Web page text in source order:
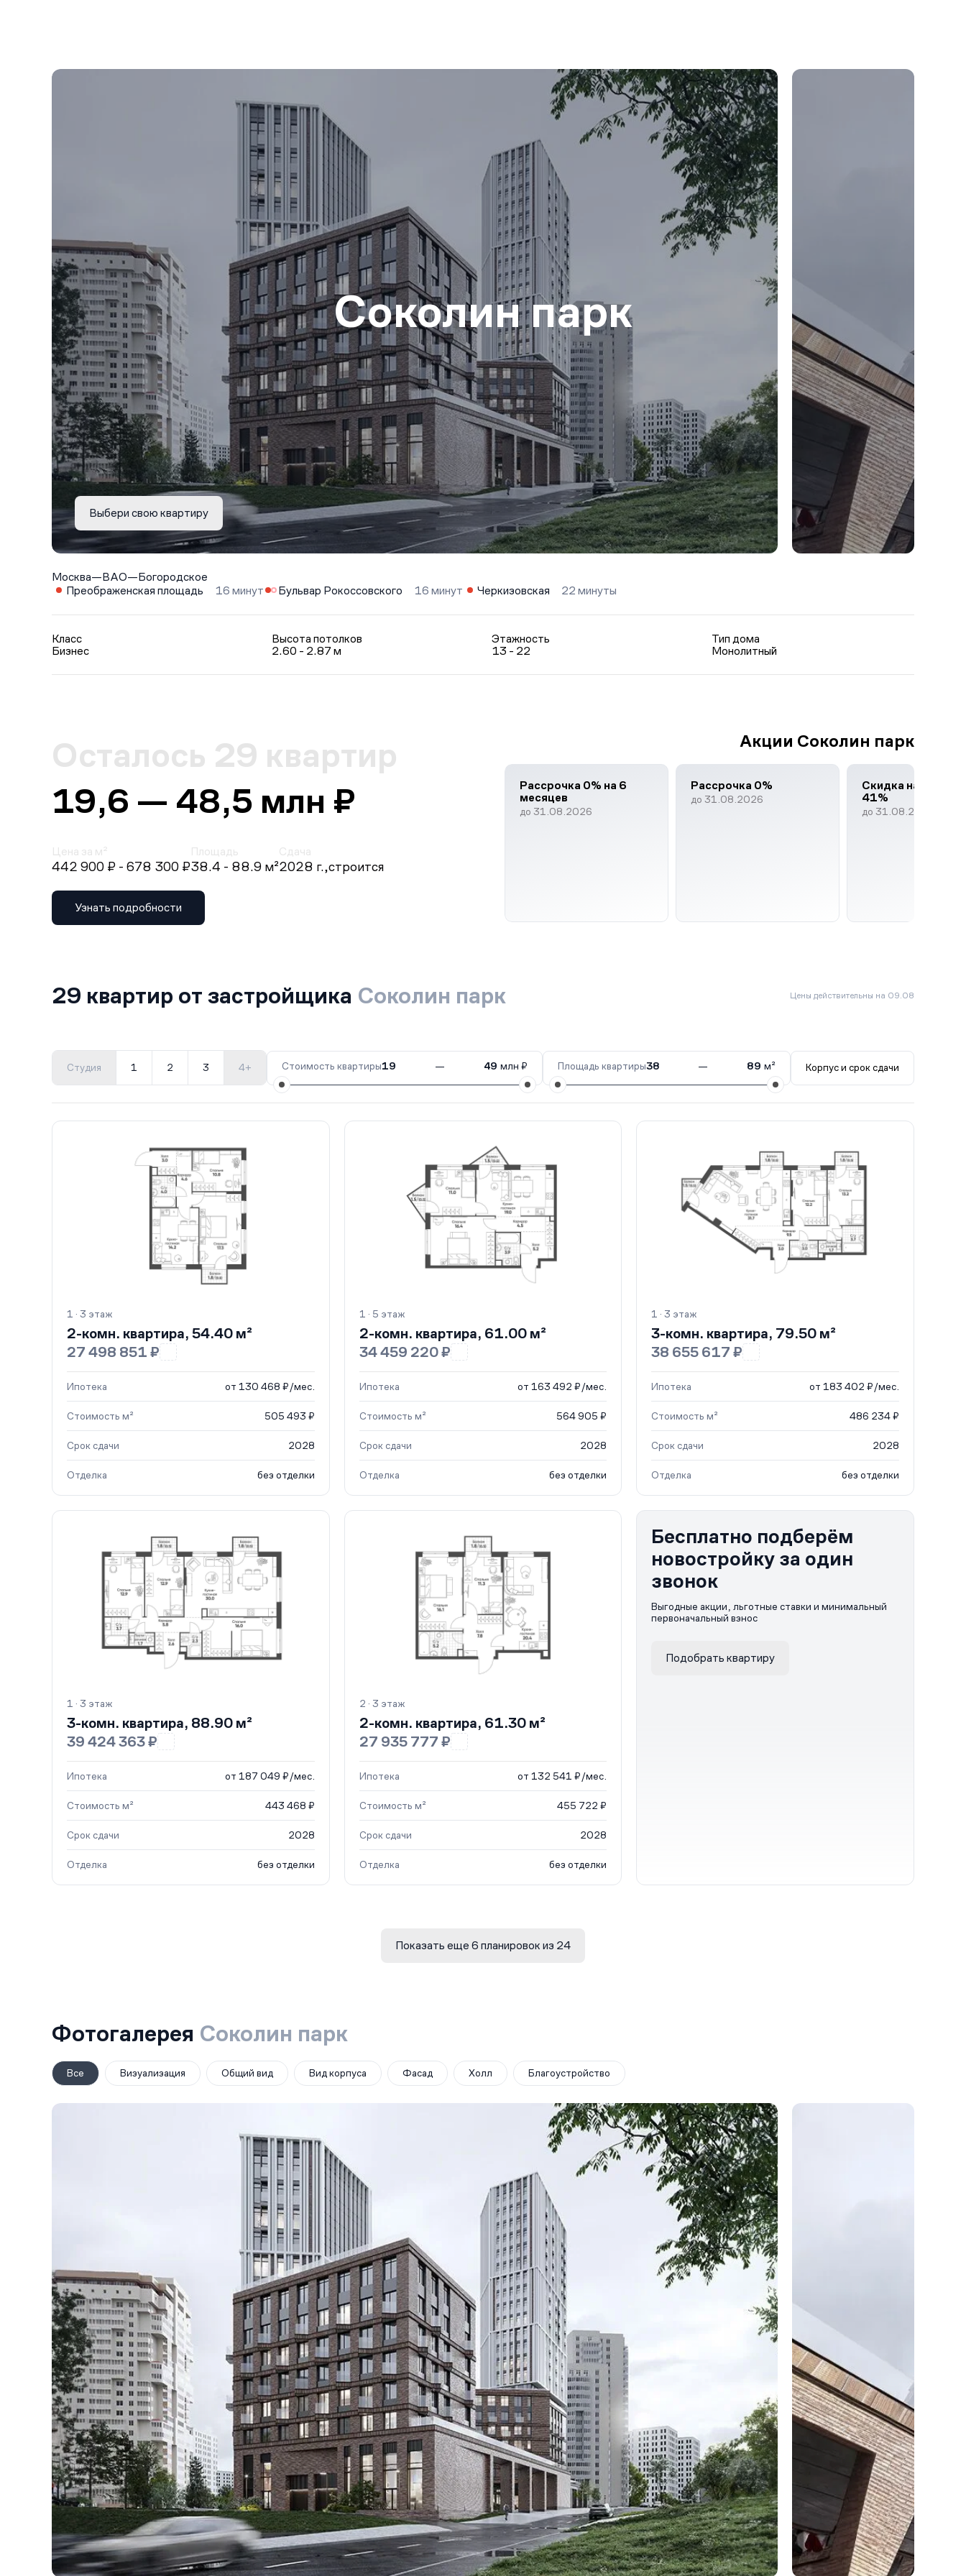
Соколин парк
Выбери свою квартиру
Москва—ВАО—Богородское
Преображенская площадь
16 минут Бульвар Рокоссовского 16 минут Черкизовская 22 минуты
Класс
Бизнес
Высота потолков
2.60 - 2.87 м
Этажность
13 - 22
Тип дома
Монолитный
Осталось 29 квартир
19,6 — 48,5 млн ₽
Цена за м²
442 900 ₽ - 678 300 ₽
Площадь
38.4 - 88.9 м²
Сдача
2028 г.,строится
Узнать подробности
Акции Соколин парк
Рассрочка 0% на 6
месяцев
до 31.08.2026
Рассрочка 0%
до 31.08.2026
Скидка на
41%
до 31.08.2026
29 квартир от застройщика Соколин парк Цены действительны на 09.08
Студия 1 2 3 4+ Стоимость квартиры19 — 49 млн ₽ Площадь квартиры38 — 89 м² Корпус и срок сдачи
Все корпуса 111 кв. II кв. 2028 2 18 кв.II кв. 2028
1 · 3 этаж
2-комн. квартира, 54.40 м²
27 498 851 ₽
Ипотека от 130 468 ₽/мес.
Стоимость м² 505 493 ₽
Срок сдачи 2028
Отделка без отделки
1 · 5 этаж
2-комн. квартира, 61.00 м²
34 459 220 ₽
Ипотека от 163 492 ₽/мес.
Стоимость м² 564 905 ₽
Срок сдачи 2028
Отделка без отделки
1 · 3 этаж
3-комн. квартира, 79.50 м²
38 655 617 ₽
Ипотека от 183 402 ₽/мес.
Стоимость м² 486 234 ₽
Срок сдачи 2028
Отделка без отделки
1 · 3 этаж
3-комн. квартира, 88.90 м²
39 424 363 ₽
Ипотека от 187 049 ₽/мес.
Стоимость м² 443 468 ₽
Срок сдачи 2028
Отделка без отделки
2 · 3 этаж
2-комн. квартира, 61.30 м²
27 935 777 ₽
Ипотека от 132 541 ₽/мес.
Стоимость м² 455 722 ₽
Срок сдачи 2028
Отделка без отделки
Бесплатно подберём
новостройку за один
звонок
Выгодные акции, льготные ставки и минимальный
первоначальный взнос
Подобрать квартиру
Показать еще 6 планировок из 24
Фотогалерея Соколин парк
Все Визуализация Общий вид Вид корпуса Фасад Холл Благоустройство